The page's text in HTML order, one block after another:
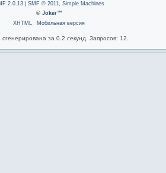
2.0.13| SMF © 2011, Simple Machines
© Joker™
XHTML
Мобильная версия
за 0.2 секунд. Запросов: 12.